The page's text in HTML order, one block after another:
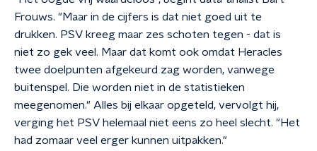
Frouws. "Maar in de cijfers is dat niet goed uit te
drukken. PSV kreeg maar zes schoten tegen - dat is
niet zo gek veel. Maar dat komt ook omdat Heracles
twee doelpunten afgekeurd zag worden, vanwege
buitenspel. Die worden niet in de statistieken
meegenomen." Alles bij elkaar opgeteld, vervolgt hij,
verging het PSV helemaal niet eens zo heel slecht. "Het
had zomaar veel erger kunnen uitpakken."